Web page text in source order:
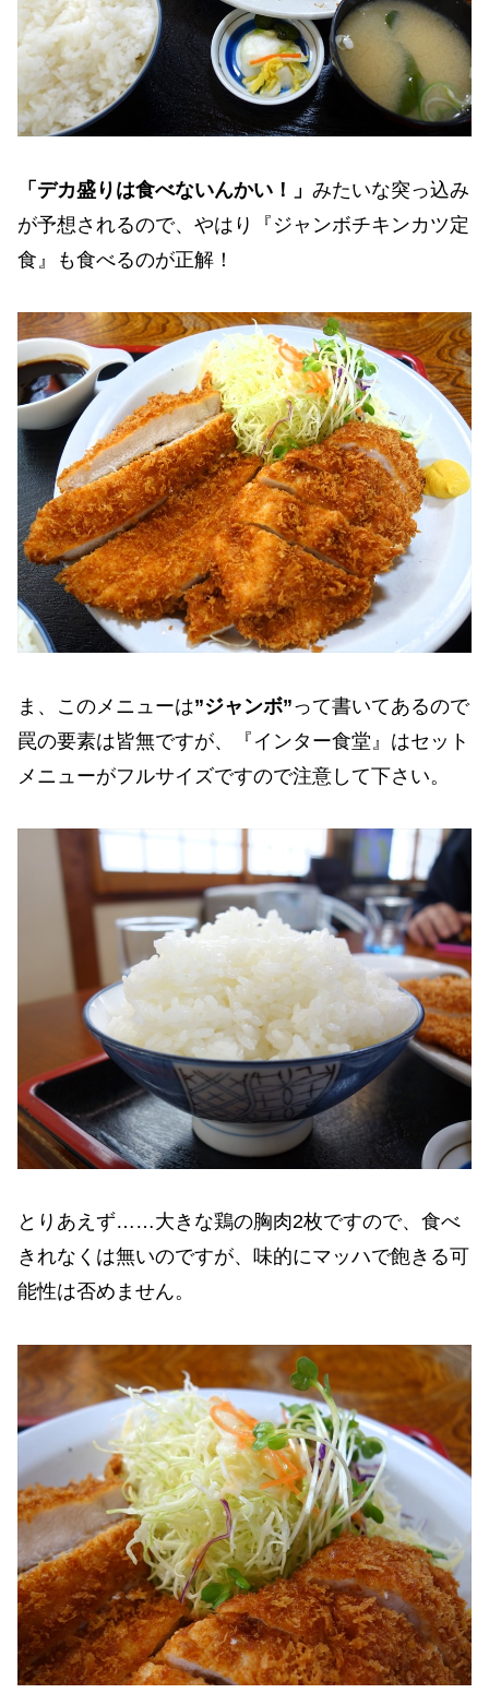
「デカ盛りは食べないんかい！」 みたいな突っ込み
が予想されるので、やはり『ジャンボチキンカツ定
食』も食べるのが正解！
ま、このメニューは”ジャンボ”って書いてあるので
罠の要素は皆無ですが、『インター食堂』はセット
メニューがフルサイズですので注意して下さい。
とりあえず……大きな鶏の胸肉2枚ですので、食べ
きれなくは無いのですが、味的にマッハで飽きる可
能性は否めません。